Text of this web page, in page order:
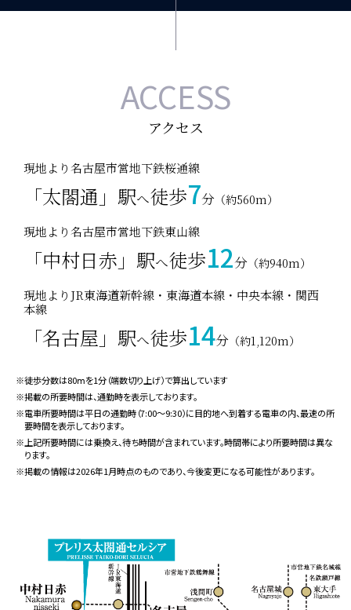
中村消防署・・・徒歩10分（約740m）
米野公園・・・徒歩14分（約1,070m）
アクロスプラザCORE meieki・・・徒歩12分（約940m）
JRゲートタワー・・・（約1,650m）
大名古屋ビルヂング・・・（約1,680m）
JPタワー名古屋・・・（約1,700m）
スパイラルタワーズ・・・（約1,780m）
シンフォニー豊田ビル・・・（約1,930m）
Zepp Nagoya・・・（約2,230m）
中京テレビ放送本社ビル・・・（約2,270m）
マーケットスクエアささしま・・・（約2,340m）
愛知大学名古屋キャンパス・・・（約2,500m）
ACCESS
アクセス
現地より名古屋市営地下鉄桜通線
「太閤通」駅へ徒歩7分 （約560m）
現地より名古屋市営地下鉄東山線
「中村日赤」駅へ徒歩12分 （約940m）
現地よりJR東海道新幹線・東海道本線・中央本線・関西
本線
「名古屋」駅へ徒歩14分 （約1,120m）
※徒歩分数は80ⅿを1分（端数切り上げ）で算出しています
※掲載の所要時間は、通勤時を表示しております。
※電車所要時間は平日の通勤時（7:00〜9:30）に目的地へ到着する電車の内、最速の所
要時間を表示しております。
※上記所要時間には乗換え、待ち時間が含まれています。時間帯により所要時間は異な
ります。
※掲載の情報は2026年1月時点のものであり、今後変更になる可能性があります。